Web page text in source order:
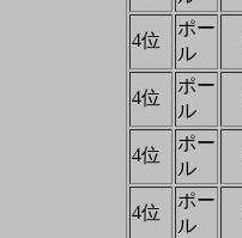
4位
ポー
ル
4位
ポー
ル
4位
ポー
ル
4位
ポー
ル